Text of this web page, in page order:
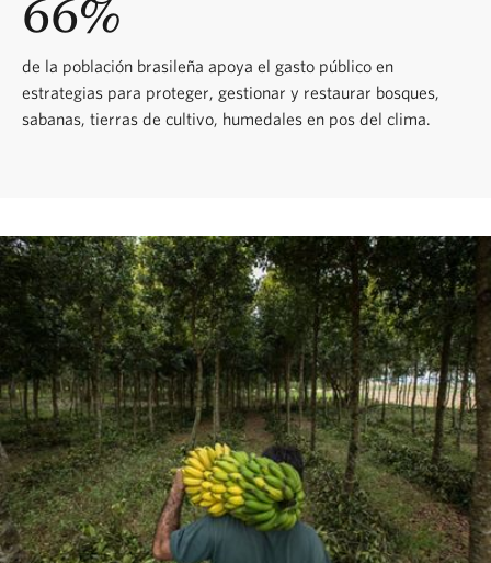
66%
de la población brasileña apoya el gasto público en
estrategias para proteger, gestionar y restaurar bosques,
sabanas, tierras de cultivo, humedales en pos del clima.